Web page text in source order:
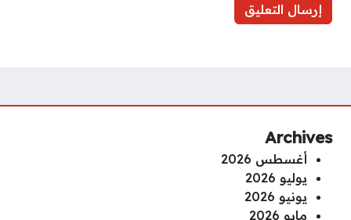
Archives
أغسطس 2026
يوليو 2026
يونيو 2026
مايو 2026